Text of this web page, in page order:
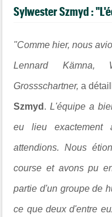
Sylwester Szmyd :
"Comme hier, nous
Lennard Kämna,
Grossschartner, a
Szmyd .L'équipe a
eu lieu
attendions. Nous
course et avons pu
partie d'un groupe de
ce que deux d'entre